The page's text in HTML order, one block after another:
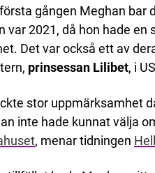
gången Meghan bar
var 2021, då hon hade
Det var också ett av
prinsessan Lilibet, i
stor uppmärksamhet
inte hade kunnat välja
, menar tidningen